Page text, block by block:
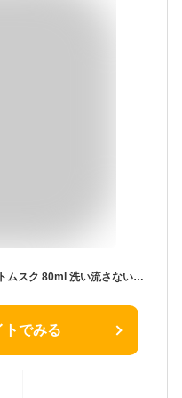
ジョンズブレンド ヘアオイル ホワイトムスク 80ml 洗い流さない ヘアトリートメント ノンシリコン メンズ レディース いい香り くせ毛 縮 毛 頭皮 臭い 女性 男性 抜け毛 切れ毛 ヘアケア アルコールフリー 弱酸性 日本製 John's Blend OA-JON-54-1
トでみる